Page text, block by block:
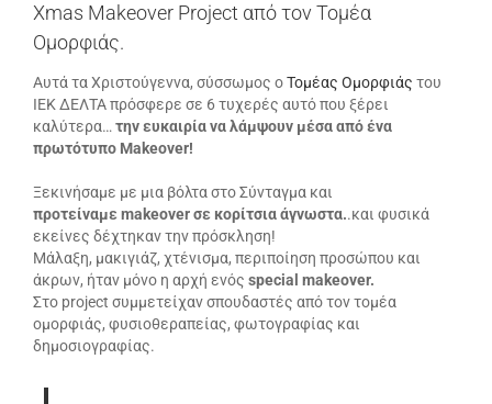
Xmas Makeover Project από τον Τομέα
Ομορφιάς.
Αυτά τα Χριστούγεννα, σύσσωμος οΤομέας Ομορφιάς του
ΙΕΚ ΔΕΛΤΑ πρόσφερε σε 6 τυχερές αυτό που ξέρει
καλύτερα… την ευκαιρία να λάμψουν μέσα από ένα
πρωτότυπο Makeover!
Ξεκινήσαμε με μια βόλτα στο Σύνταγμα και
προτείναμε makeoverσε κορίτσια άγνωστα..και φυσικά
εκείνες δέχτηκαν την πρόσκληση!
Μάλαξη, μακιγιάζ, χτένισμα, περιποίηση προσώπου και
άκρων, ήταν μόνο η αρχή ενός special makeover.
Στο project συμμετείχαν σπουδαστές από τον τομέα
ομορφιάς, φυσιοθεραπείας, φωτογραφίας και
δημοσιογραφίας.